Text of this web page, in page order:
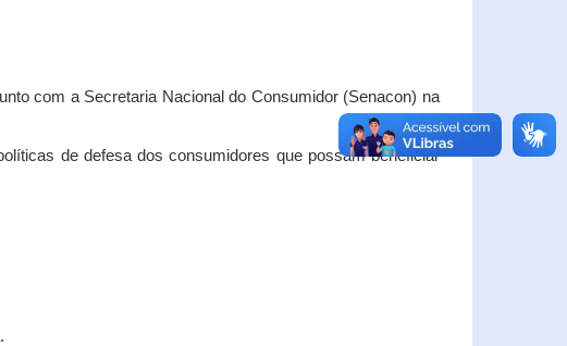
com a Secretaria Nacional do Consumidor (Senacon) na
de defesa dos consumidores que possam beneficiar